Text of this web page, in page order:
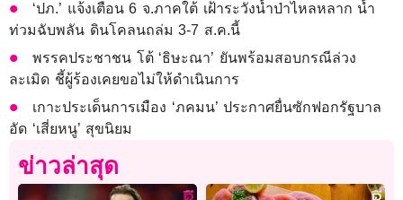
‘ปภ.’ แจ้งเตือน 6 จ.ภาคใต้ เฝ้าระวังน้ำป่าไหลหลาก น้ำ
ท่วมฉับพลัน ดินโคลนถล่ม 3-7 ส.ค.นี้
พรรคประชาชน โต้ ‘ธิษะณา’ ยันพร้อมสอบกรณีล่วง
ละเมิด ชี้ผู้ร้องเคยขอไม่ให้ดำเนินการ
เกาะประเด็นการเมือง ‘ภคมน’ ประกาศยื่นซักฟอกรัฐบาล
อัด ‘เสี่ยหนู’ สุขนิยม
ข่าวล่าสุด